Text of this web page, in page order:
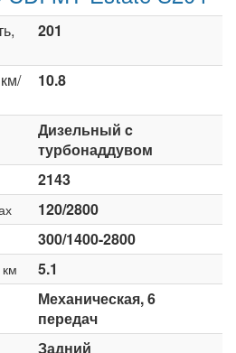
201
10.8
Дизельный c
турбонаддувом
2143
120/2800
300/1400-2800
5.1
Механическая, 6
передач
Задний